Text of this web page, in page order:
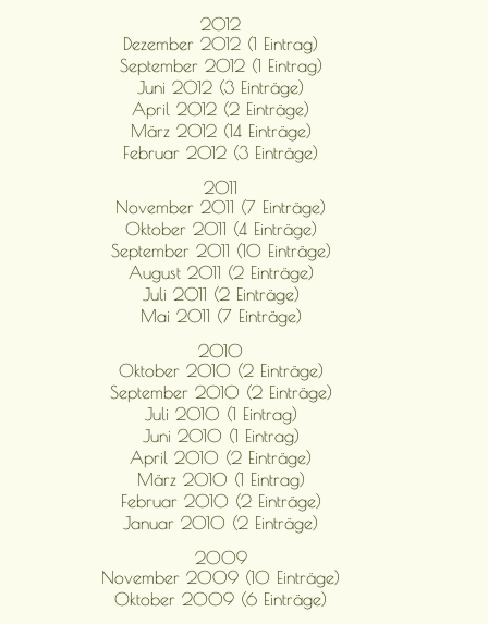
2012
Dezember 2012 (1 Eintrag)
September 2012 (1 Eintrag)
Juni 2012 (3 Einträge)
April 2012 (2 Einträge)
März 2012 (14 Einträge)
Februar 2012 (3 Einträge)
2011
November 2011 (7 Einträge)
Oktober 2011 (4 Einträge)
September 2011 (10 Einträge)
August 2011 (2 Einträge)
Juli 2011 (2 Einträge)
Mai 2011 (7 Einträge)
2010
Oktober 2010 (2 Einträge)
September 2010 (2 Einträge)
Juli 2010 (1 Eintrag)
Juni 2010 (1 Eintrag)
April 2010 (2 Einträge)
März 2010 (1 Eintrag)
Februar 2010 (2 Einträge)
Januar 2010 (2 Einträge)
2009
November 2009 (10 Einträge)
Oktober 2009 (6 Einträge)